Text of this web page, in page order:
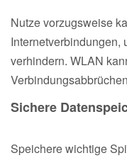
Nutze vorzugsweise
Internetverbindungen,
verhindern. WLAN
Sichere
Speichere wichtige